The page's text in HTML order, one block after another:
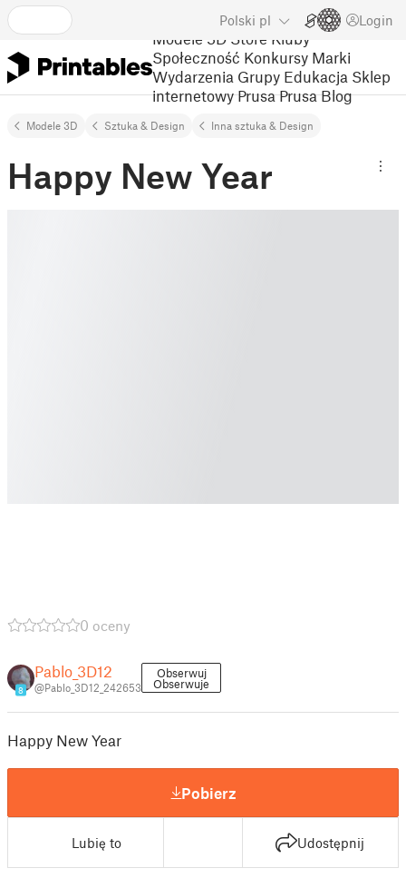
Polski pl Login
Modele 3D Store Kluby
Społeczność Konkursy Marki
Wydarzenia Grupy Edukacja Sklep
internetowy Prusa Prusa Blog
Modele 3D Sztuka & Design Inna sztuka & Design
Happy New Year
0 oceny
8
Pablo_3D12
@Pablo_3D12_242653
Obserwuj
Obserwuje
Happy New Year
Pobierz
Lubię to Udostępnij